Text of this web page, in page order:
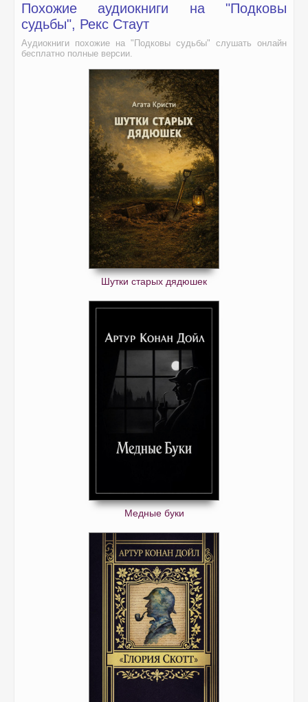
Похожие аудиокниги на "Подковы
судьбы", Рекс Стаут
Аудиокниги похожие на "Подковы судьбы" слушать онлайн
бесплатно полные версии.
Шутки старых дядюшек
Медные буки